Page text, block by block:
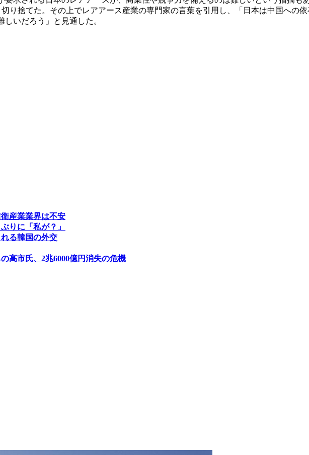
り捨てた。その上でレアアース産業の専門家の言葉を引用し、「日本は中国への
いだろう」と見通した。
産業業界は不安
りに「私が？」
る韓国の外交
高市氏、2兆6000億円消失の危機